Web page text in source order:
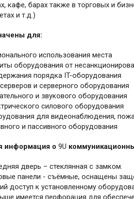
кафе, барах также в торговых и
и т.д.)
для:
использования места
оборудования от
порядка IT-оборудования
и серверного оборудования
и звукового оборудования
силового оборудования
для видеонаблюдения,
и пассивного оборудования
информация о 9U
дверь – стеклянная с замком.
панели - съёмные, оснащены
доступ к установленному
имеется перфорация для